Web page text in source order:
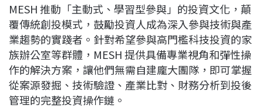
MESH 推動「主動式、學習型參與」的投資文化，顛
覆傳統創投模式，鼓勵投資人成為深入參與技術與產
業趨勢的實踐者。針對希望參與高門檻科技投資的家
族辦公室等群體，MESH 提供具備專業視角和彈性操
作的解決方案，讓他們無需自建龐大團隊，即可掌握
從案源發掘、技術驗證、產業比對、財務分析到投後
管理的完整投資操作鏈。